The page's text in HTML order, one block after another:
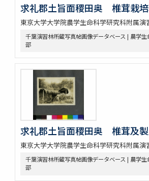
求礼郡土旨面稷田奥 椎茸栽
東京大学大学院農学生命科学研究科附属演
千葉演習林所蔵写真帖画像データベース | 農学
部
求礼郡土旨面稷田奥 椎茸及
東京大学大学院農学生命科学研究科附属演
千葉演習林所蔵写真帖画像データベース | 農学
部